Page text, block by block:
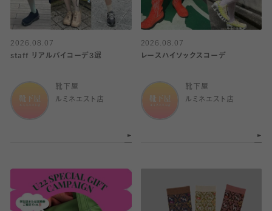
2026.08.07
staff リアルバイコーデ3選
靴下屋
ルミネエスト店
2026.08.07
レースハイソックスコーデ
靴下屋
ルミネエスト店